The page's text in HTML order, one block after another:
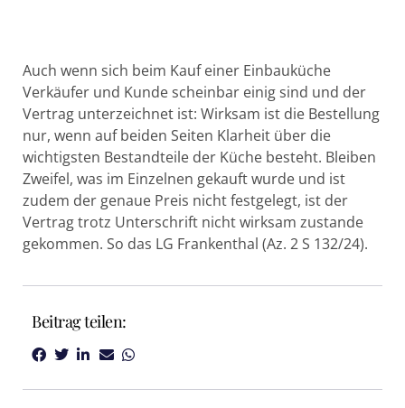
Auch wenn sich beim Kauf einer Einbauküche
Verkäufer und Kunde scheinbar einig sind und der
Vertrag unterzeichnet ist: Wirksam ist die Bestellung
nur, wenn auf beiden Seiten Klarheit über die
wichtigsten Bestandteile der Küche besteht. Bleiben
Zweifel, was im Einzelnen gekauft wurde und ist
zudem der genaue Preis nicht festgelegt, ist der
Vertrag trotz Unterschrift nicht wirksam zustande
gekommen. So das LG Frankenthal (Az. 2 S 132/24).
Beitrag teilen: